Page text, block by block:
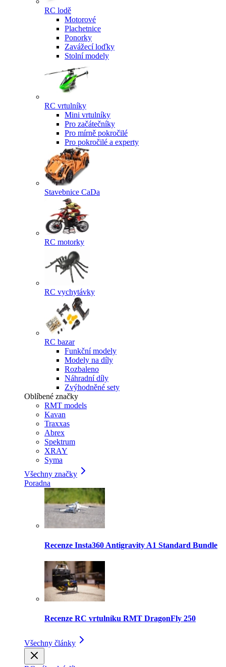
RC lodě
Motorové
Plachetnice
Ponorky
Zavážecí loďky
Stolní modely
RC vrtulníky
Mini vrtulníky
Pro začátečníky
Pro mírně pokročilé
Pro pokročilé a experty
Stavebnice CaDa
RC motorky
RC vychytávky
RC bazar
Funkční modely
Modely na díly
Rozbaleno
Náhradní díly
Zvýhodněné sety
Oblíbené značky
RMT models
Kavan
Traxxas
Abrex
Spektrum
XRAY
Syma
Všechny značky
Poradna
Recenze Insta360 Antigravity A1 Standard Bundle
Recenze RC vrtulníku RMT DragonFly 250
Všechny články